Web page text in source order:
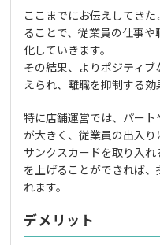
ここまでにお伝えしてき
ることで、従業員の仕事
化していきます。
その結果、よりポジティ
えられ、離職を抑制する効
特に店舗運営では、パー
が大きく、従業員の出入り
サンクスカードを取り入
を上げることができれば
れます。
デメリット